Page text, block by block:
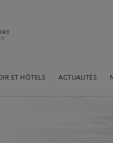
ET HÔTELS ACTUALITÉS